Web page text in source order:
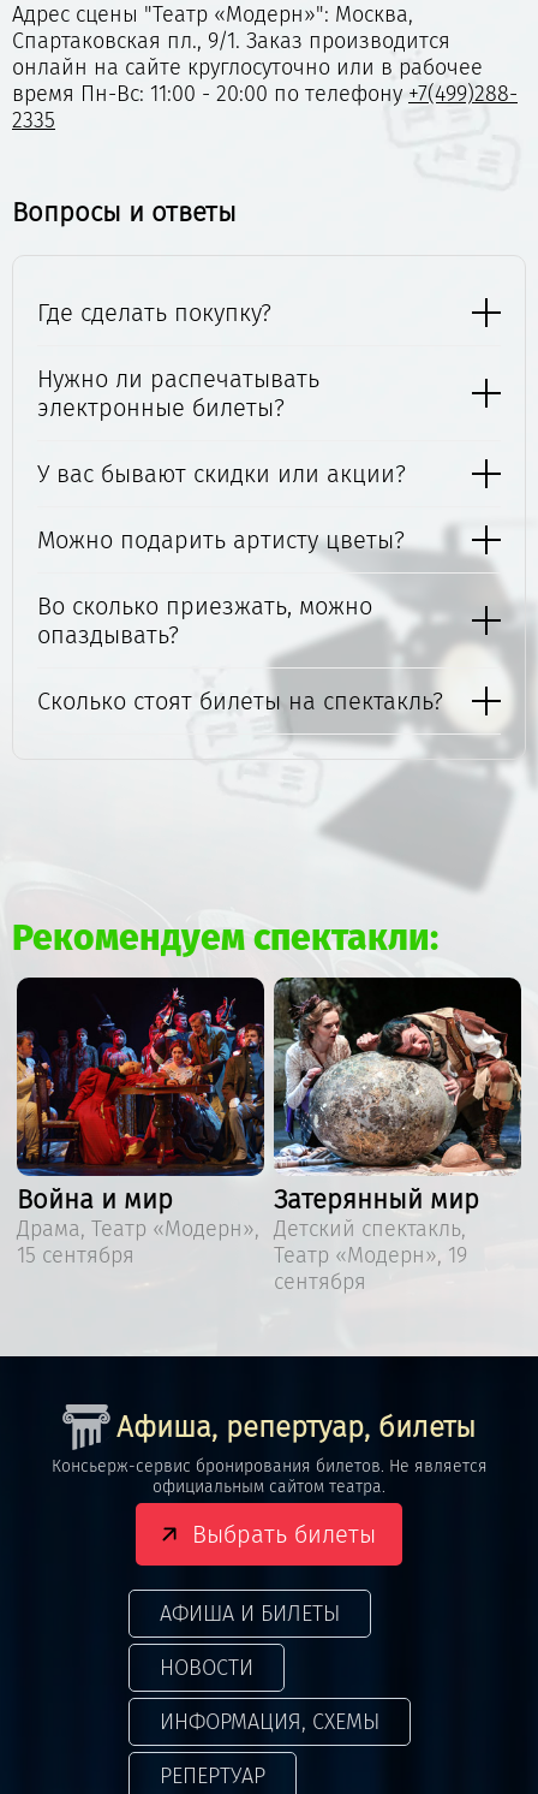
Адрес сцены "Театр «Модерн»": Москва,
Спартаковская пл., 9/1. Заказ производится
онлайн на сайте круглосуточно или в рабочее
время Пн-Вс: 11:00 - 20:00 по телефону +7(499)288-
2335
Вопросы и ответы
Где сделать покупку?
Нужно ли распечатывать
электронные билеты?
У вас бывают скидки или акции?
Можно подарить артисту цветы?
Во сколько приезжать, можно
опаздывать?
Сколько стоят билеты на спектакль?
Рекомендуем спектакли:
Война и мир
Драма, Театр «Модерн»,
15 сентября
Затерянный мир
Детский спектакль,
Театр «Модерн», 19
сентября
Афиша, репертуар, билеты
Консьерж-сервис бронирования билетов. Не является
официальным сайтом театра.
Выбрать билеты
АФИША И БИЛЕТЫ
НОВОСТИ
ИНФОРМАЦИЯ, СХЕМЫ
РЕПЕРТУАР